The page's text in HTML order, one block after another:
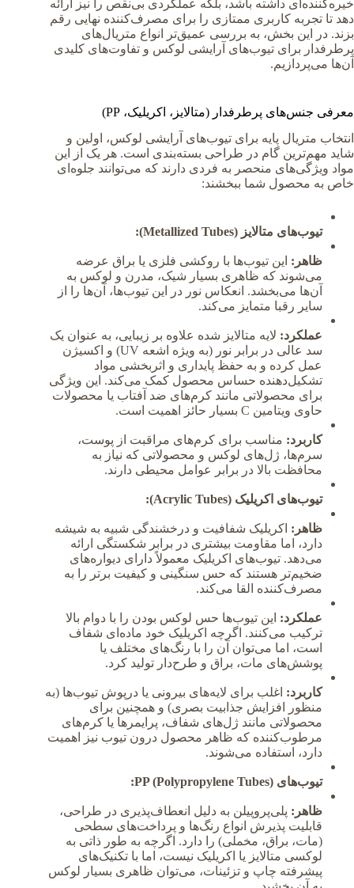
خیره‌کننده‌ای داشته باشد، بلکه عملکردی بی‌نقص را نیز ارائه
دهد تا تجربه کاربری ممتازی را برای مصرف‌کننده نهایی رقم
بزند. در این بخش، به بررسی عمیق‌تر انواع متریال‌های
پرطرفدار برای تیوب‌های آرایشی لوکس و تفاوت‌های کلیدی
آن‌ها می‌پردازیم.
معرفی جنس‌های پرطرفدار (متالایز، اکریلیک، PP)
انتخاب متریال پایه برای تیوب‌های آرایشی لوکس، اولین و
شاید مهم‌ترین گام در طراحی بسته‌بندی است. هر یک از این
مواد ویژگی‌های منحصر به فردی دارند که می‌توانند جلوه‌ای
خاص به محصول شما ببخشند:
تیوب‌های متالایز (Metallized Tubes):
ظاهر: این تیوب‌ها با روکشی فلزی یا براق عرضه
می‌شوند که ظاهری بسیار شیک، مدرن و لوکس به
آن‌ها می‌بخشد. انعکاس نور در این تیوب‌ها، آن‌ها را از
سایر رقبا متمایز می‌کند.
عملکرد: لایه متالایز شده علاوه بر زیبایی، به عنوان یک
سد عالی در برابر نور (به ویژه اشعه UV) و اکسیژن
عمل کرده و به حفظ پایداری و اثربخشی مواد
تشکیل‌دهنده حساس محصول کمک می‌کند. این ویژگی
برای محصولاتی مانند کرم‌های ضد آفتاب یا محصولات
حاوی ویتامین C بسیار حائز اهمیت است.
کاربرد: مناسب برای کرم‌های مراقبت از پوست،
سرم‌ها، ژل‌های لوکس و محصولاتی که نیاز به
محافظت بالا در برابر عوامل محیطی دارند.
تیوب‌های اکریلیک (Acrylic Tubes):
ظاهر: اکریلیک شفافیت و درخشندگی شبیه به شیشه
دارد، اما مقاومت بیشتری در برابر شکستگی ارائه
می‌دهد. تیوب‌های اکریلیک معمولاً دارای دیواره‌های
ضخیم‌تر هستند که حس سنگینی و کیفیت برتر را به
مصرف‌کننده القا می‌کند.
عملکرد: این تیوب‌ها حس لوکس بودن را با دوام بالا
ترکیب می‌کنند. اگرچه اکریلیک خود ماده‌ای شفاف
است، اما می‌توان آن را با رنگ‌های مختلف یا
پوشش‌های مات، براق و طرح‌دار تولید کرد.
کاربرد: اغلب برای لایه‌های بیرونی یا درپوش تیوب‌ها (به
منظور افزایش جذابیت بصری) و همچنین برای
محصولاتی مانند ژل‌های شفاف، پرایمرها یا کرم‌های
مرطوب‌کننده که ظاهر محصول درون تیوب نیز اهمیت
دارد، استفاده می‌شوند.
تیوب‌های PP (Polypropylene Tubes):
ظاهر: پلی‌پروپیلن به دلیل انعطاف‌پذیری در طراحی،
قابلیت پذیرش انواع رنگ‌ها و پرداخت‌های سطحی
(مات، براق، مخملی) را دارد. اگرچه به طور ذاتی به
لوکسی متالایز یا اکریلیک نیست، اما با تکنیک‌های
پیشرفته چاپ و تزئینات، می‌توان ظاهری بسیار لوکس